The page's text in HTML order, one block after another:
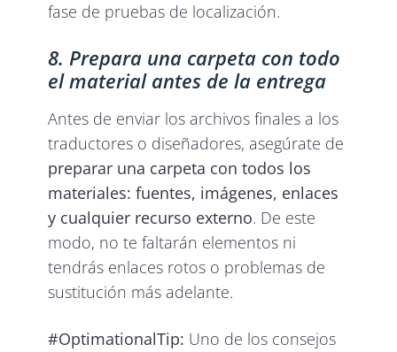
fase de pruebas de localización.
8. Prepara una carpeta con todo
el material antes de la entrega
Antes de enviar los archivos finales a los
traductores o diseñadores, asegúrate de
preparar una carpeta con todos los
materiales: fuentes, imágenes, enlaces
y cualquier recurso externo. De este
modo, no te faltarán elementos ni
tendrás enlaces rotos o problemas de
sustitución más adelante.
#OptimationalTip: Uno de los consejos